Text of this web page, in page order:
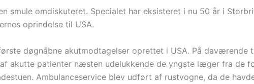
smule omdiskuteret. Specialet har eksisteret i nu 50 år i
oprindelse til USA.
døgnåbne akutmodtagelser oprettet i USA. På daværende
akutte patienter næsten udelukkende de yngste læger fra de
Ambulanceservice blev udført af rustvogne, da de